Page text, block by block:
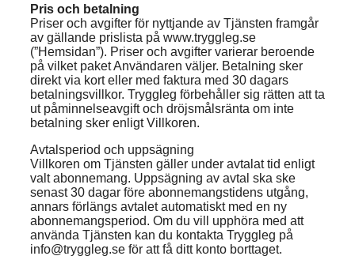
Pris och betalning
Priser och avgifter för nyttjande av Tjänsten framgår
av gällande prislista på www.tryggleg.se
(”Hemsidan”). Priser och avgifter varierar beroende
på vilket paket Användaren väljer. Betalning sker
direkt via kort eller med faktura med 30 dagars
betalningsvillkor. Tryggleg förbehåller sig rätten att ta
ut påminnelseavgift och dröjsmålsränta om inte
betalning sker enligt Villkoren.
Avtalsperiod och uppsägning
Villkoren om Tjänsten gäller under avtalat tid enligt
valt abonnemang. Uppsägning av avtal ska ske
senast 30 dagar före abonnemangstidens utgång,
annars förlängs avtalet automatiskt med en ny
abonnemangsperiod. Om du vill upphöra med att
använda Tjänsten kan du kontakta Tryggleg på
info@tryggleg.se för att få ditt konto borttaget.